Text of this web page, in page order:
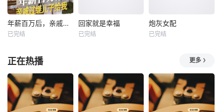
年薪百万后，亲戚过继儿子给我 年薪百万后，亲戚过继儿子给我
已完结
回家就是幸福
回家就是幸福
已完结
炮灰女配
炮灰女配
已完结
正在热播 更多